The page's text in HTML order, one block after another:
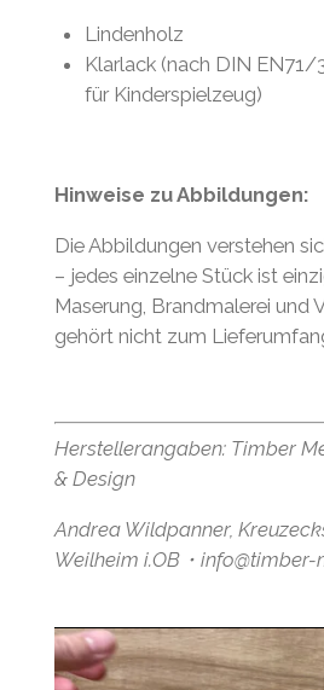
Lindenholz
Klarlack (nach DIN EN71/
für Kinderspielzeug)
Hinweise zu Abbildungen:
Die Abbildungen verstehen
– jedes einzelne Stück ist
Maserung, Brandmalerei und
gehört nicht zum
Herstellerangaben: Timber
& Design
Andrea Wildpanner,
Weilheim i.OB・info@timber-